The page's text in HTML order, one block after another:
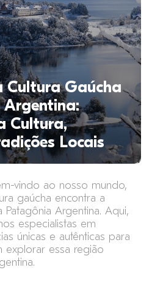
Cultura Gaúcha
Cultura,
Locais
vindo ao nosso mundo,
gaúcha encontra a
Argentina. Aqui,
especialistas em
únicas e autênticas para
explorar essa região